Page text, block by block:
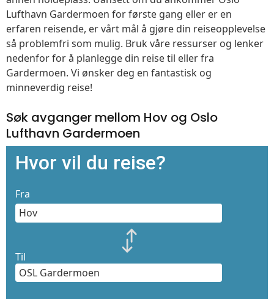
Lufthavn Gardermoen for første gang eller er en
erfaren reisende, er vårt mål å gjøre din reiseopplevelse
så problemfri som mulig. Bruk våre ressurser og lenker
nedenfor for å planlegge din reise til eller fra
Gardermoen. Vi ønsker deg en fantastisk og
minneverdig reise!
Søk avganger mellom Hov og Oslo
Lufthavn Gardermoen
Hvor vil du reise?
Fra
Til